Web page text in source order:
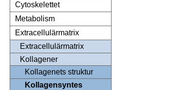
Cytoskelettet
Metabolism
Extracellulärmatrix
Extracellulärmatrix
Kollagener
Kollagenets struktur
Kollagensyntes